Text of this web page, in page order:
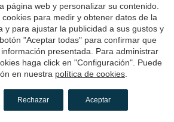
página web y personalizar su contenido.
para medir y obtener datos de la
y para ajustar la publicidad a sus gustos y
"Aceptar todas" para confirmar que
presentada. Para administrar
haga click en "Configuración". Puede
en nuestra política de cookies
Rechazar Aceptar